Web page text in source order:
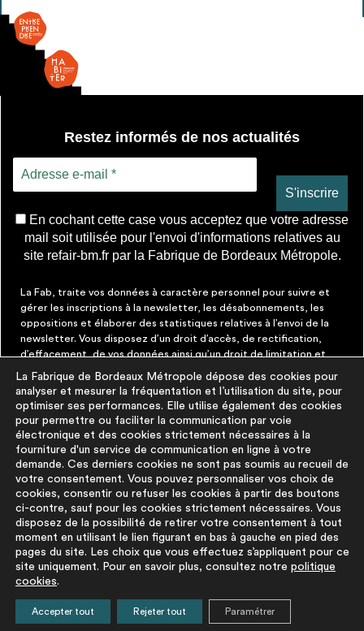
Restez informés de nos actualités
En cochant cette case vous acceptez que votre adresse
mail soit utilisée pour l'envoi d'informations relatives au
site refair-bm.fr par la Fabrique de Bordeaux Métropole.
La Fab, traite vos données à caractère personnel pour suivre et
gérer les inscriptions à la newsletter, les désabonnements, les
oppositions et élaborer des statistiques relatives à l’envoi de la
newsletter. Vous disposez d’un droit d’accès, de rectification,
d’effacement, de vos données ainsi qu’un droit de limitation et
moment faire cesser ces communications en cliquant sur le lien de
désinscription figurant dans chaque message. Vous pouvez
exercer ces droits par courrier électronique à contact@lafab-
bm.fr. Pour en savoir plus sur le traitement de vos données,
cliquezici
À PROPOS
La démarche
La base du
réemploi
FAQ
Pour aller plus
loin
PLUS D'INFORMATIONS
Mentions légales
Politique de
protection des
Politique cookies
La Fabrique de Bordeaux Métropole dépose des cookies pour
analyser et mesurer la fréquentation et l’utilisation du site, pour
optimiser ses performances. Elle utilise également des cookies
pour permettre ou faciliter la communication par voie
électronique et des cookies strictement nécessaires à la
fourniture d'un service de communication en ligne à votre
demande. Ces derniers cookies ne sont pas soumis au recueil de
votre consentement. Vous pouvez personnaliser vos choix de
cookies, consentir ou refuser les cookies à partir des boutons
ci-contre, sauf pour les cookies strictement nécessaires. Vous
disposez de la possibilité de retirer votre consentement à tout
moment en utilisant le lien figurant en bas à gauche en pied des
pages du site. Les choix que vous effectuez s’appliquent pour ce
site uniquement. Pour en savoir plus, consultez notre politique
cookies.
Accepter tout Rejeter tout Paramétrer